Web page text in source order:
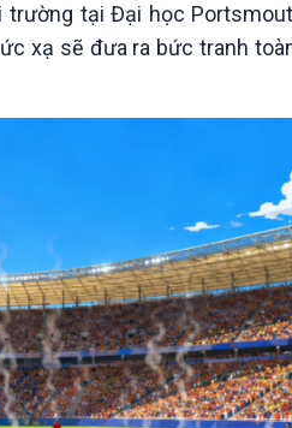
tại Đại học
xạ sẽ đưa ra bức tranh